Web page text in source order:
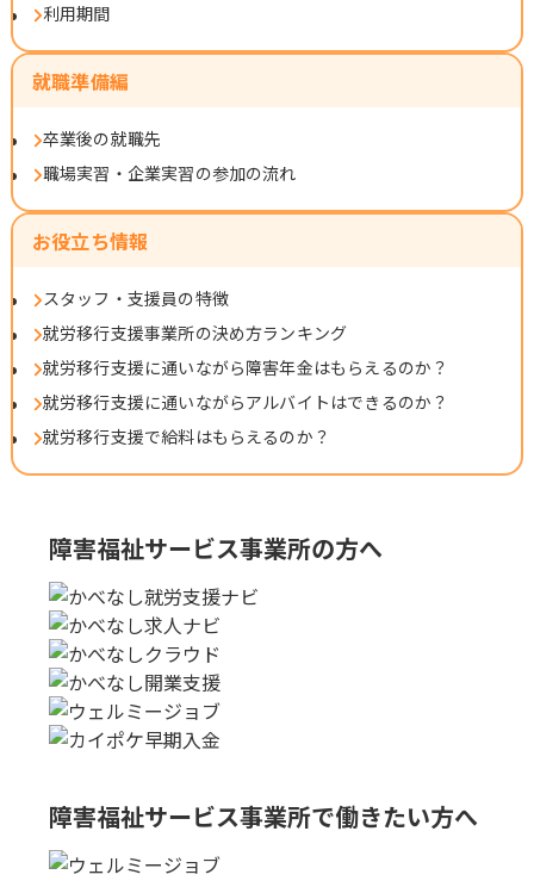
利用期間
就職準備編
卒業後の就職先
職場実習・企業実習の参加の流れ
お役立ち情報
スタッフ・支援員の特徴
就労移行支援事業所の決め方ランキング
就労移行支援に通いながら障害年金はもらえるのか？
就労移行支援に通いながらアルバイトはできるのか？
就労移行支援で給料はもらえるのか？
障害福祉サービス事業所の方へ
障害福祉サービス事業所で働きたい方へ